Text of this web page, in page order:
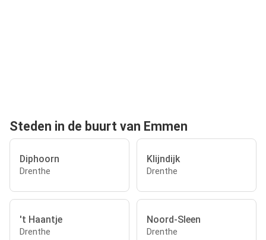
Steden in de buurt van Emmen
Diphoorn
Drenthe
Klijndijk
Drenthe
't Haantje
Drenthe
Noord-Sleen
Drenthe